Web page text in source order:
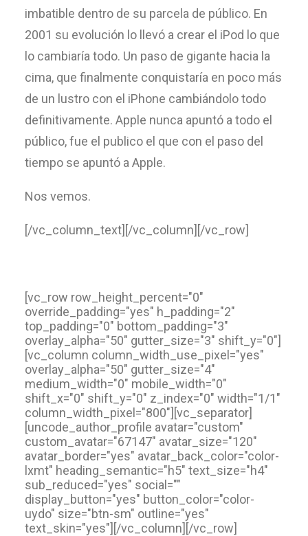
imbatible dentro de su parcela de público. En
2001 su evolución lo llevó a crear el iPod lo que
lo cambiaría todo. Un paso de gigante hacia la
cima, que finalmente conquistaría en poco más
de un lustro con el iPhone cambiándolo todo
definitivamente. Apple nunca apuntó a todo el
público, fue el publico el que con el paso del
tiempo se apuntó a Apple.
Nos vemos.
[/vc_column_text][/vc_column][/vc_row]
[vc_row row_height_percent="0"
override_padding="yes" h_padding="2"
top_padding="0" bottom_padding="3"
overlay_alpha="50" gutter_size="3" shift_y="0"]
[vc_column column_width_use_pixel="yes"
overlay_alpha="50" gutter_size="4"
medium_width="0" mobile_width="0"
shift_x="0" shift_y="0" z_index="0" width="1/1"
column_width_pixel="800"][vc_separator]
[uncode_author_profile avatar="custom"
custom_avatar="67147" avatar_size="120"
avatar_border="yes" avatar_back_color="color-
lxmt" heading_semantic="h5" text_size="h4"
sub_reduced="yes" social=""
display_button="yes" button_color="color-
uydo" size="btn-sm" outline="yes"
text_skin="yes"][/vc_column][/vc_row]